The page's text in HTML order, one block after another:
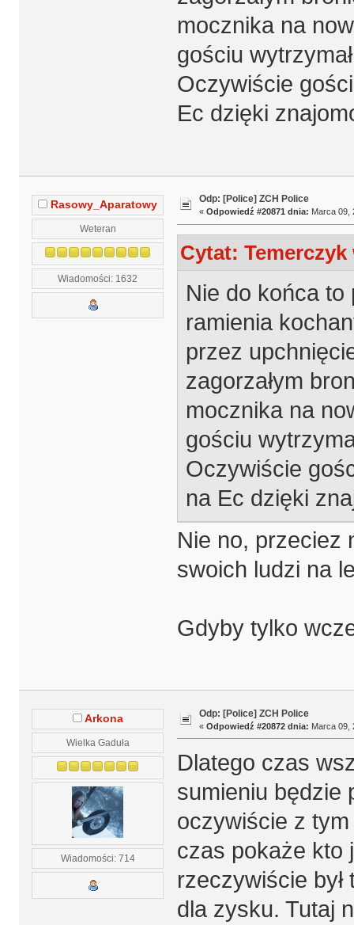
mocznika na
gościu
Oczywiście
Ec dzięki
Rasowy_Aparatowy
Weteran
Wiadomości: 1632
Odp: [Police] ZCH Police
« Odpowiedź #20871 dnia: Marca 09,
Cytat: Temerczyk
Nie do końca to
ramienia
przez
zagorzałym
mocznika na
gościu
Oczywiście
na Ec dzięki
Nie no, przeciez
swoich ludzi na
Gdyby tylko
Arkona
Wielka Gaduła
Wiadomości: 714
Odp: [Police] ZCH Police
« Odpowiedź #20872 dnia: Marca 09,
Dlatego czas
sumieniu będzie
oczywiście z
czas pokaże kto
rzeczywiście
dla zysku. Tutaj